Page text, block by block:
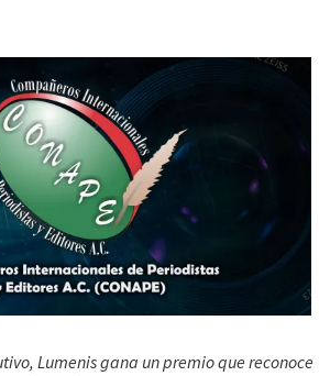
Lumenis gana un premio que reconoce